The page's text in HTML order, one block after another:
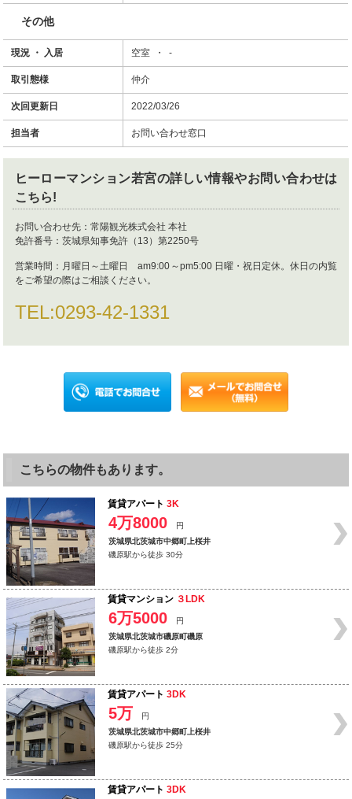
その他
現況 ・ 入居 空室 ・ -
取引態様 仲介
次回更新日 2022/03/26
担当者 お問い合わせ窓口
ヒーローマンション若宮の詳しい情報やお問い合わせは
こちら!
お問い合わせ先： 常陽観光株式会社 本社
免許番号： 茨城県知事免許（13）第2250号
営業時間： 月曜日～土曜日 am9:00～pm5:00 日曜・祝日定休。休日の内覧
をご希望の際はご相談ください。
TEL:0293-42-1331
こちらの物件もあります。
賃貸アパート 3K
4万8000
円
茨城県北茨城市中郷町上桜井
磯原駅から徒歩 30分
賃貸マンション ３LDK
6万5000
円
茨城県北茨城市磯原町磯原
磯原駅から徒歩 2分
賃貸アパート 3DK
5万
円
茨城県北茨城市中郷町上桜井
磯原駅から徒歩 25分
賃貸アパート 3DK